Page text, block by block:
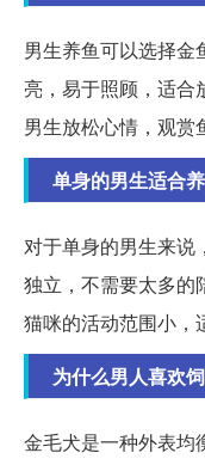
男生养鱼可以选择金
亮，易于照顾，适合
男生放松心情，观赏
单身的男生适合
对于单身的男生来说
独立，不需要太多的
猫咪的活动范围小，
为什么男人喜欢
金毛犬是一种外表均